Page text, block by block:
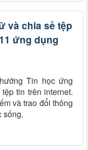
và chia sẻ tệp
ứng dụng
Tin học ứng
tin trên internet.
và trao đổi thông
sống.